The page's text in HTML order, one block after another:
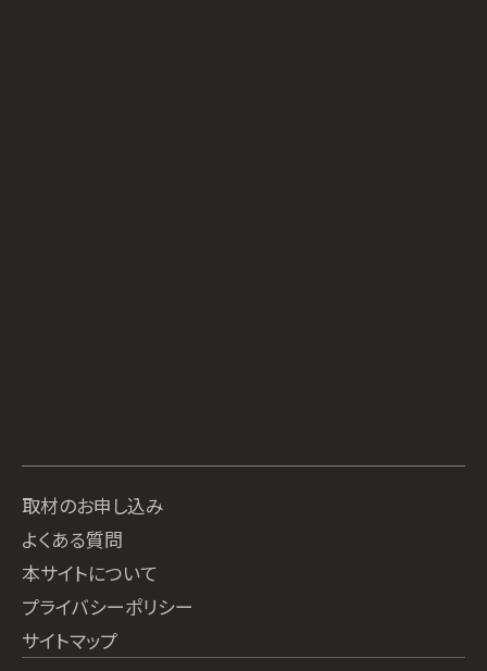
取材のお申し込み
よくある質問
本サイトについて
プライバシーポリシー
サイトマップ